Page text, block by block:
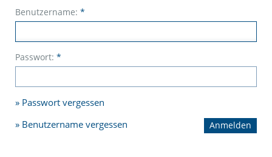
Benutzername: *
Passwort: *
Passwort vergessen
Benutzername vergessen